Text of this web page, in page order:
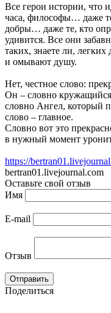
Все герои истории, что
часа, философы… даже
добры… даже те, кто
удивится. Все они
таких, знаете ли, легких
и омывают душу.
Нет, честное слово:
Он – словно кружащийся
словно Ангел, который
слово – главное.
Словно вот это
в нужный момент уронит
https://
bertran01.livejournal.com
Оставьте свой отзыв
Имя
E-mail
Отзыв
Поделиться